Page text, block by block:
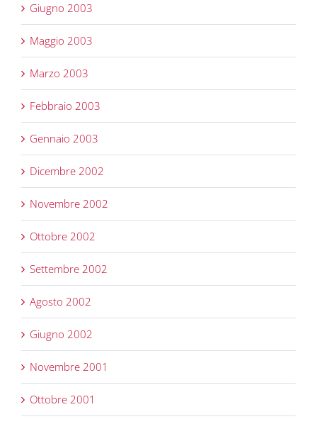
Giugno 2003
Maggio 2003
Marzo 2003
Febbraio 2003
Gennaio 2003
Dicembre 2002
Novembre 2002
Ottobre 2002
Settembre 2002
Agosto 2002
Giugno 2002
Novembre 2001
Ottobre 2001